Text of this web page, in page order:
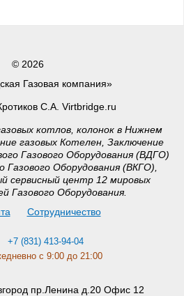
© 2026
Газовая компания»
С.А. Virtbridge.ru
котлов, колонок в Нижнем
газовых Котелен, Заключение
Газового Оборудования (ВДГО)
Газового Оборудования (ВКГО),
сервисный центр 12 мировых
Газового Оборудования.
Сотрудничество
+7 (831) 413-94-04
с 9:00 до 21:00
пр.Ленина д.20 Офис 12